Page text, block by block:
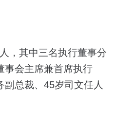
，其中三名执行董事分
事会主席兼首席执行
总裁、45岁司文任人